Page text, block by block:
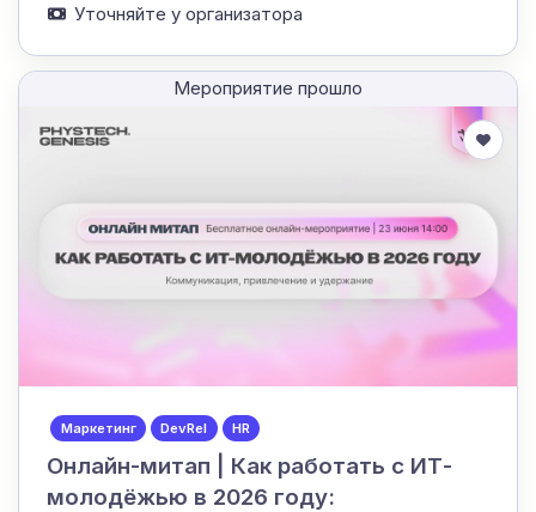
Уточняйте у организатора
Мероприятие прошло
Маркетинг DevRel HR
Онлайн-митап | Как работать с ИТ-
молодёжью в 2026 году: